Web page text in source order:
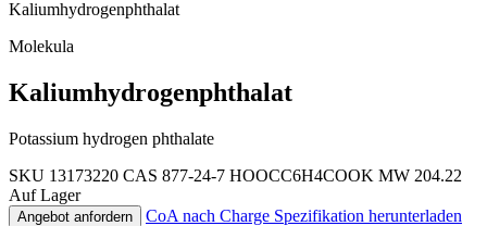
Kaliumhydrogenphthalat
Molekula
Kaliumhydrogenphthalat
Potassium hydrogen phthalate
SKU 13173220 CAS 877-24-7 HOOCC6H4COOK MW 204.22
Auf Lager
Angebot anfordern CoA nach Charge Spezifikation herunterladen